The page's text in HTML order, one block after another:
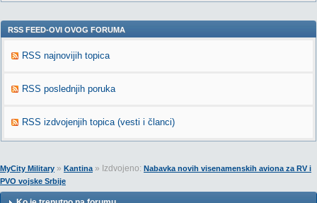
RSS FEED-OVI OVOG FORUMA
RSS najnovijih topica
RSS poslednjih poruka
RSS izdvojenjih topica (vesti i članci)
MyCity Military » Kantina» Izdvojeno: Nabavka novih visenamenskih aviona za RV i
PVO vojske Srbije